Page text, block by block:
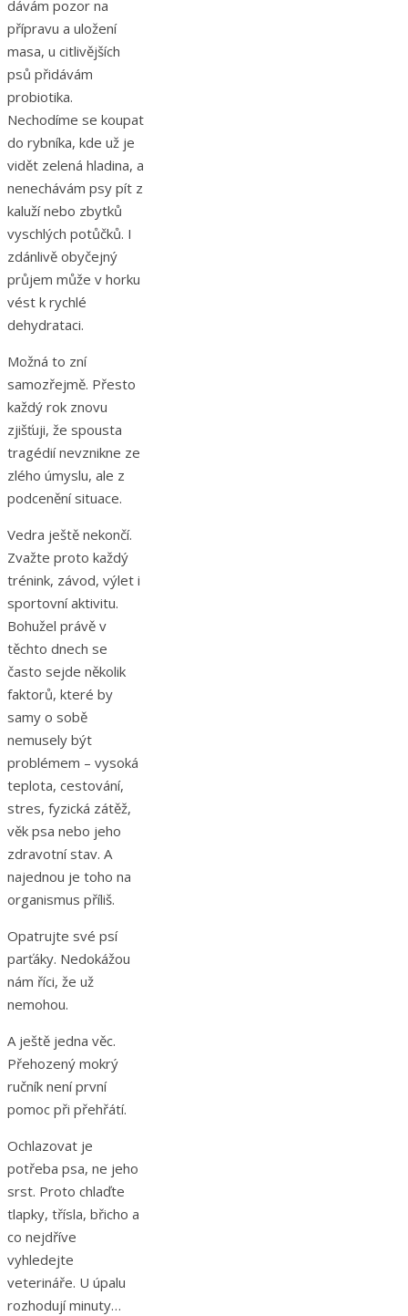
dávám pozor na
přípravu a uložení
masa, u citlivějších
psů přidávám
probiotika.
Nechodíme se koupat
do rybníka, kde už je
vidět zelená hladina, a
nenechávám psy pít z
kaluží nebo zbytků
vyschlých potůčků. I
zdánlivě obyčejný
průjem může v horku
vést k rychlé
dehydrataci.
Možná to zní
samozřejmě. Přesto
každý rok znovu
zjišťuji, že spousta
tragédií nevznikne ze
zlého úmyslu, ale z
podcenění situace.
Vedra ještě nekončí.
Zvažte proto každý
trénink, závod, výlet i
sportovní aktivitu.
Bohužel právě v
těchto dnech se
často sejde několik
faktorů, které by
samy o sobě
nemusely být
problémem – vysoká
teplota, cestování,
stres, fyzická zátěž,
věk psa nebo jeho
zdravotní stav. A
najednou je toho na
organismus příliš.
Opatrujte své psí
parťáky. Nedokážou
nám říci, že už
nemohou.
A ještě jedna věc.
Přehozený mokrý
ručník není první
pomoc při přehřátí.
Ochlazovat je
potřeba psa, ne jeho
srst. Proto chlaďte
tlapky, třísla, břicho a
co nejdříve
vyhledejte
veterináře. U úpalu
rozhodují minuty…